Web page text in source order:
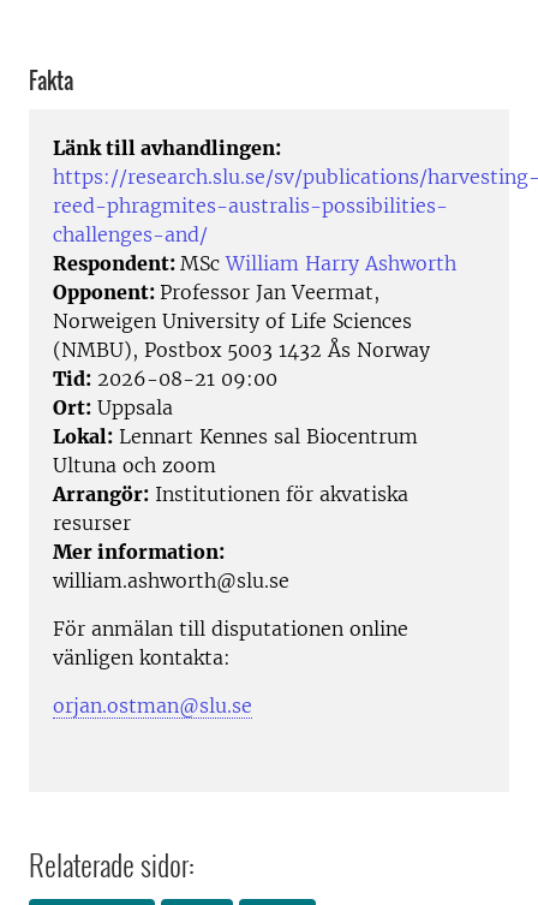
Fakta
Länk till avhandlingen:
https://research.slu.se/sv/publications/
reed-phragmites-australis-possibilities-
challenges-and/
Respondent: MScWilliam Harry Ashworth
Opponent: Professor Jan Veermat,
Norweigen University of Life Sciences
(NMBU), Postbox 5003 1432 Ås Norway
Tid: 2026-08-21 09:00
Ort: Uppsala
Lokal: Lennart Kennes sal Biocentrum
Ultuna och zoom
Arrangör: Institutionen för akvatiska
resurser
Mer information:
william.ashworth@slu.se
För anmälan till disputationen online
vänligen kontakta:
orjan.ostman@slu.se
Relaterade sidor: